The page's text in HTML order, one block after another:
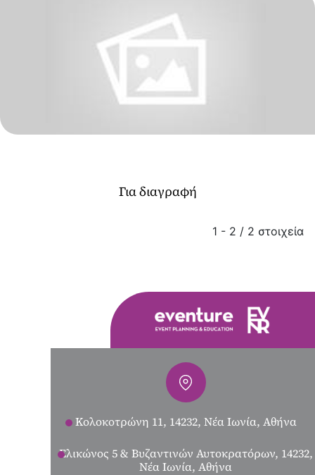
Για διαγραφή
1 - 2 / 2 στοιχεία
Κολοκοτρώνη 11, 14232, Νέα Ιωνία, Αθήνα
Ελικώνος 5 & Βυζαντινών Αυτοκρατόρων, 14232,
Νέα Ιωνία, Αθήνα